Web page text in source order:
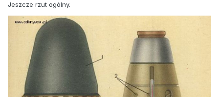
Jeszcze rzut ogólny.